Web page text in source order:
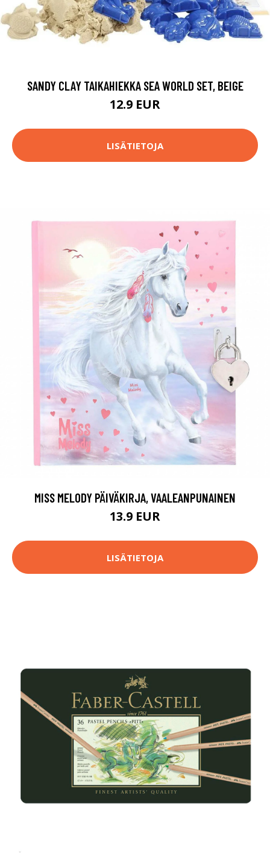
SANDY CLAY TAIKAHIEKKA SEA WORLD SET, BEIGE
12.9 EUR
LISÄTIETOJA
MISS MELODY PÄIVÄKIRJA, VAALEANPUNAINEN
13.9 EUR
LISÄTIETOJA